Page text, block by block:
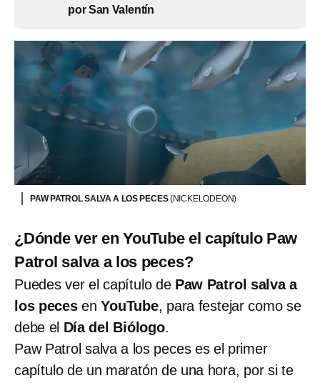
por San Valentín
PAW PATROL SALVA A LOS PECES(NICKELODEON)
¿Dónde ver en YouTube el capítulo Paw
Patrol salva a los peces?
Puedes ver el capítulo de Paw Patrol salva a
los pecesenYouTube, para festejar como se
debe el Día del Biólogo.
Paw Patrol salva a los peces es el primer
capítulo de un maratón de una hora, por si te